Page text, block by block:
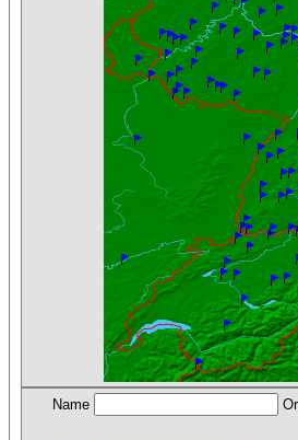
Name